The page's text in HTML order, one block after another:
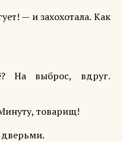
— и захохотала. Как
На выброс, вдруг.
товарищ!